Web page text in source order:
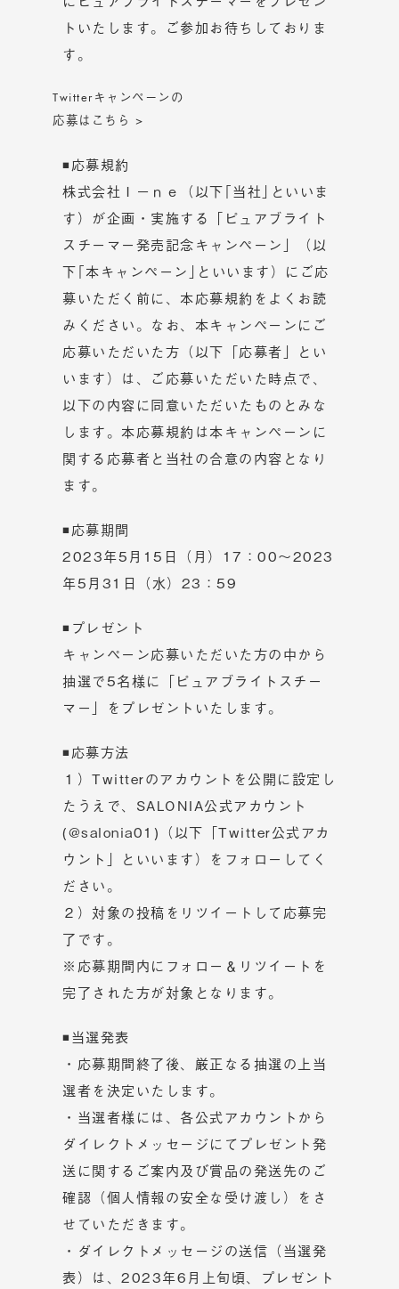
トいたします。ご参加お待ちしておりま
す。
Twitterキャンペーンの
応募はこちら >
◾応募規約
株式会社Ｉ－ｎｅ（以下｢当社｣といいま
す）が企画・実施する「ピュアブライト
スチーマー発売記念キャンペーン」（以
下｢本キャンペーン｣といいます）にご応
募いただく前に、本応募規約をよくお読
みください。なお、本キャンペーンにご
応募いただいた方（以下「応募者」とい
います）は、ご応募いただいた時点で、
以下の内容に同意いただいたものとみな
します。本応募規約は本キャンペーンに
関する応募者と当社の合意の内容となり
ます。
◾応募期間
2023年5月15日（月）17：00～2023
年5月31日（水）23：59
◾プレゼント
キャンペーン応募いただいた方の中から
抽選で5名様に「ピュアブライトスチー
マー」をプレゼントいたします。
◾応募方法
１）Twitterのアカウントを公開に設定し
たうえで、SALONIA公式アカウント
(@salonia01)（以下「Twitter公式アカ
ウント」といいます）をフォローしてく
ださい。
２）対象の投稿をリツイートして応募完
了です。
※応募期間内にフォロー＆リツイートを
完了された方が対象となります。
◾当選発表
・応募期間終了後、厳正なる抽選の上当
選者を決定いたします。
・当選者様には、各公式アカウントから
ダイレクトメッセージにてプレゼント発
送に関するご案内及び賞品の発送先のご
確認（個人情報の安全な受け渡し）をさ
せていただきます。
・ダイレクトメッセージの送信（当選発
表）は、2023年6月上旬頃、プレゼント